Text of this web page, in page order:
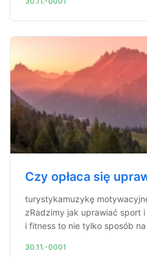
Czy opłaca się
turystykamuzykę
zRadzimy jak uprawiać sport
i fitness to nie tylko sposób
30.11.-0001